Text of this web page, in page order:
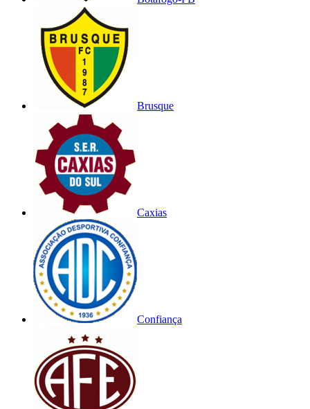
Brusque
Caxias
Confiança